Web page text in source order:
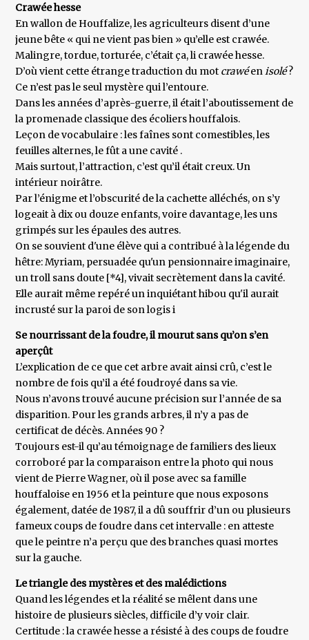
Crawée hesse
En wallon de Houffalize, les agriculteurs disent d’une
jeune bête « qui ne vient pas bien » qu’elle est crawée.
Malingre, tordue, torturée, c’était ça, li crawée hesse.
D’où vient cette étrange traduction du mot crawéenisolé?
Ce n’est pas le seul mystère qui l’entoure.
Dans les années d’après-guerre, il était l’aboutissement de
la promenade classique des écoliers houffalois.
Leçon de vocabulaire : les faînes sont comestibles, les
feuilles alternes, le fût a une cavité .
Mais surtout, l’attraction, c’est qu’il était creux. Un
intérieur noirâtre.
Par l’énigme et l’obscurité de la cachette alléchés, on s’y
logeait à dix ou douze enfants, voire davantage, les uns
grimpés sur les épaules des autres.
On se souvient d'une élève qui a contribué à la légende du
hêtre: Myriam, persuadée qu'un pensionnaire imaginaire,
un troll sans doute [*4], vivait secrètement dans la cavité.
Elle aurait même repéré un inquiétant hibou qu'il aurait
incrusté sur la paroi de son logis i
Se nourrissant de la foudre, il mourut sans qu’on s’en
aperçût
L’explication de ce que cet arbre avait ainsi crû, c’est le
nombre de fois qu’il a été foudroyé dans sa vie.
Nous n’avons trouvé aucune précision sur l’année de sa
disparition. Pour les grands arbres, il n’y a pas de
certificat de décès. Années 90 ?
Toujours est-il qu’au témoignage de familiers des lieux
corroboré par la comparaison entre la photo qui nous
vient de Pierre Wagner, où il pose avec sa famille
houffaloise en 1956 et la peinture que nous exposons
également, datée de 1987, il a dû souffrir d’un ou plusieurs
fameux coups de foudre dans cet intervalle : en atteste
que le peintre n’a perçu que des branches quasi mortes
sur la gauche.
Le triangle des mystères et des malédictions
Quand les légendes et la réalité se mêlent dans une
histoire de plusieurs siècles, difficile d’y voir clair.
Certitude : la crawée hesse a résisté à des coups de foudre